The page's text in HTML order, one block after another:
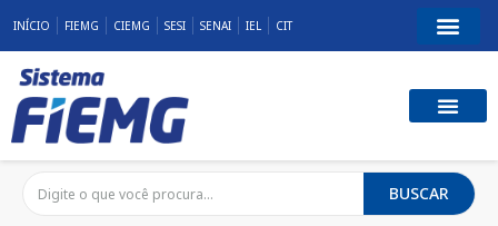
INÍCIO FIEMG CIEMG SESI SENAI IEL CIT
BUSCAR